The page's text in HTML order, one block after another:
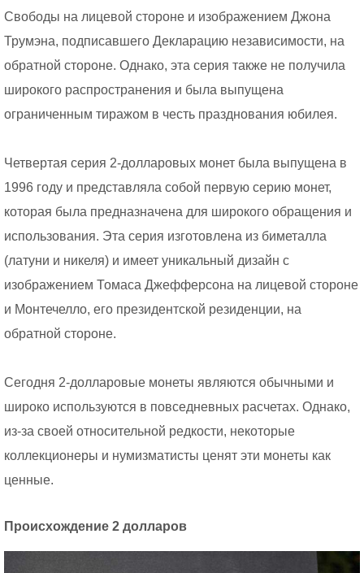
Свободы на лицевой стороне и изображением Джона
Трумэна, подписавшего Декларацию независимости, на
обратной стороне. Однако, эта серия также не получила
широкого распространения и была выпущена
ограниченным тиражом в честь празднования юбилея.
Четвертая серия 2-долларовых монет была выпущена в
1996 году и представляла собой первую серию монет,
которая была предназначена для широкого обращения и
использования. Эта серия изготовлена из биметалла
(латуни и никеля) и имеет уникальный дизайн с
изображением Томаса Джефферсона на лицевой стороне
и Монтечелло, его президентской резиденции, на
обратной стороне.
Сегодня 2-долларовые монеты являются обычными и
широко используются в повседневных расчетах. Однако,
из-за своей относительной редкости, некоторые
коллекционеры и нумизматисты ценят эти монеты как
ценные.
Происхождение 2 долларов